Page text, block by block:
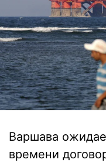
Варшава
времени